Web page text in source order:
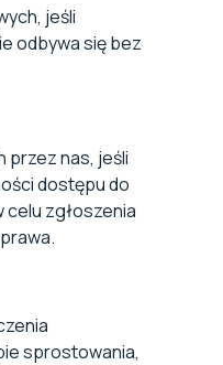
jeśli
odbywa się bez
przez nas, jeśli
dostępu do
celu zgłoszenia
sprostowania,